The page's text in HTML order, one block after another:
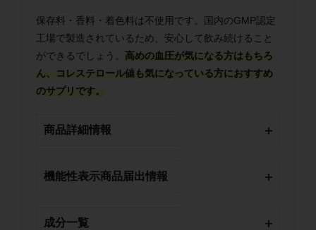
保存料・香料・着色料は不使用です。国内のGMP認定
工場で製造されているため、安心して飲み続けること
ができるでしょう。 高めの血圧が気になる方はもちろ
ん、コレステロール値も気になっている方におすすめ
のサプリです。
商品詳細情報
機能性表示商品届出情報
成分一覧